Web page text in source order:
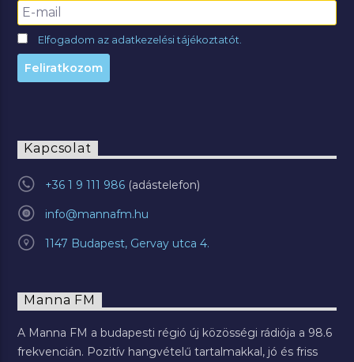
Elfogadom az adatkezelési tájékoztatót.
Kapcsolat
+36 1 9 111 986
info@mannafm.hu
1147 Budapest, Gervay utca 4.
Manna FM
A Manna FM a budapesti régió új közösségi rádiója a 98.6
frekvencián. Pozitív hangvételű tartalmakkal, jó és friss